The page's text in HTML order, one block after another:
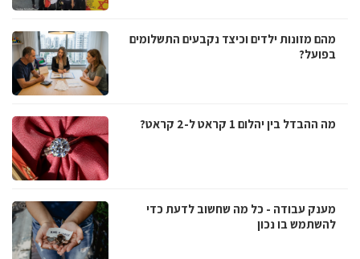
מהם מזונות ילדים וכיצד נקבעים התשלומים
בפועל?
מה ההבדל בין יהלום 1 קראט ל-2 קראט?
מענק עבודה - כל מה שחשוב לדעת כדי
להשתמש בו נכון